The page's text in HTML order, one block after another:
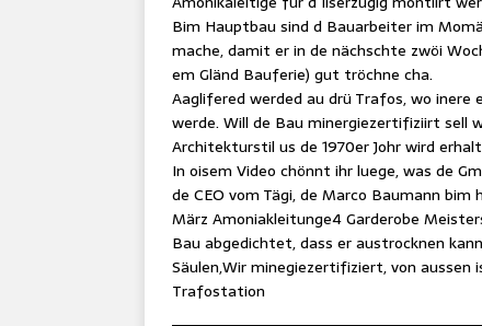
Bim Hauptbau sind d Bauarbeiter im
mache, damit er in de nächschte zwöi
em Gländ Bauferie) gut tröchne cha.
Aaglifered werded au drü Trafos, wo inere
werde. Will de Bau minergiezertifiziirt sell
Architekturstil us de 1970er Johr wird
In oisem Video chönnt ihr luege, was de
de CEO vom Tägi, de Marco Baumann
März Amoniakleitunge4 Garderobe
Bau abgedichtet, dass er austrocknen
Säulen,Wir minegiezertifiziert, von
Trafostation